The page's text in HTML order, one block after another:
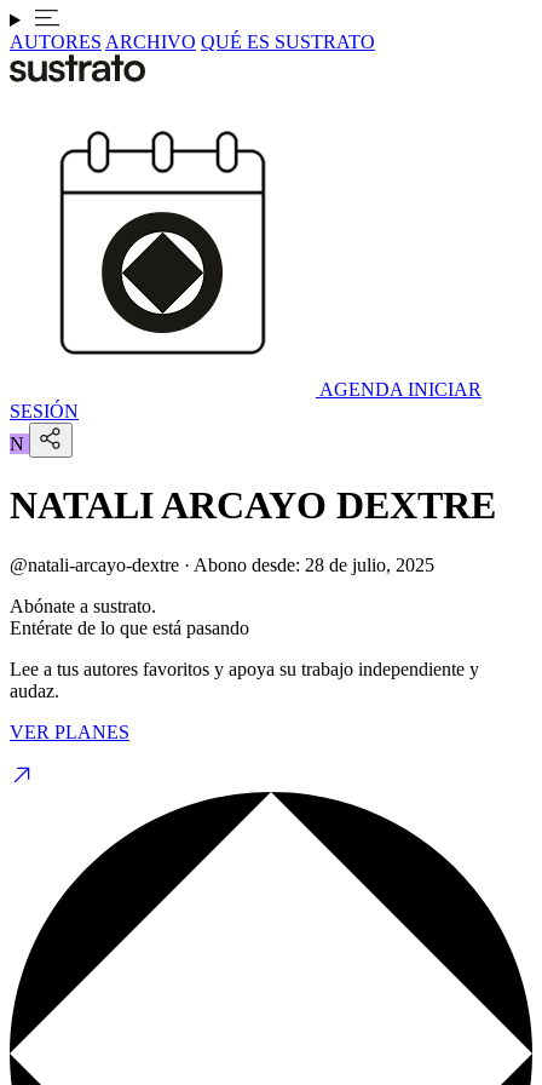
AUTORES ARCHIVO QUÉ ES SUSTRATO
AGENDA INICIAR
SESIÓN
N
NATALI ARCAYO DEXTRE
@natali-arcayo-dextre · Abono desde: 28 de julio, 2025
Abónate a sustrato.
Entérate de lo que está pasando
Lee a tus autores favoritos y apoya su trabajo independiente y
audaz.
VER PLANES